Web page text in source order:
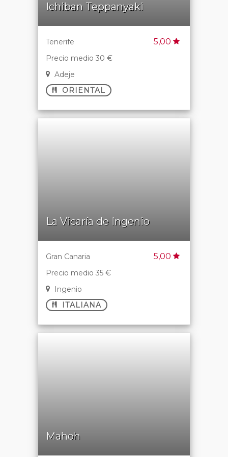
Ichiban Teppanyaki
Tenerife 5,00
Precio medio 30 €
Adeje
ORIENTAL
La Vicaría de Ingenio
Gran Canaria 5,00
Precio medio 35 €
Ingenio
ITALIANA
Mahoh